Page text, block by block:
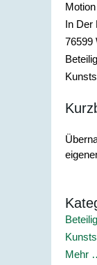
In Der
76599
Mehr